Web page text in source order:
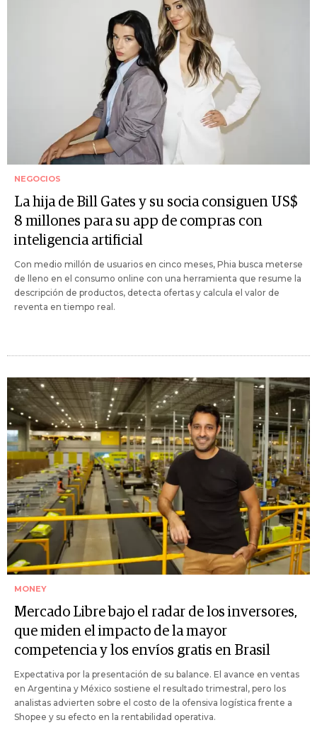
NEGOCIOS
La hija de Bill Gates y su socia consiguen US$
8 millones para su app de compras con
inteligencia artificial
Con medio millón de usuarios en cinco meses, Phia busca meterse
de lleno en el consumo online con una herramienta que resume la
descripción de productos, detecta ofertas y calcula el valor de
reventa en tiempo real.
MONEY
Mercado Libre bajo el radar de los inversores,
que miden el impacto de la mayor
competencia y los envíos gratis en Brasil
Expectativa por la presentación de su balance. El avance en ventas
en Argentina y México sostiene el resultado trimestral, pero los
analistas advierten sobre el costo de la ofensiva logística frente a
Shopee y su efecto en la rentabilidad operativa.